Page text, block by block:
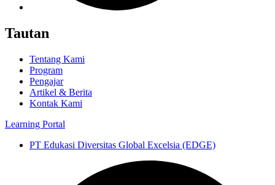
Tautan
Tentang Kami
Program
Pengajar
Artikel & Berita
Kontak Kami
Learning Portal
PT Edukasi Diversitas Global Excelsia (EDGE)